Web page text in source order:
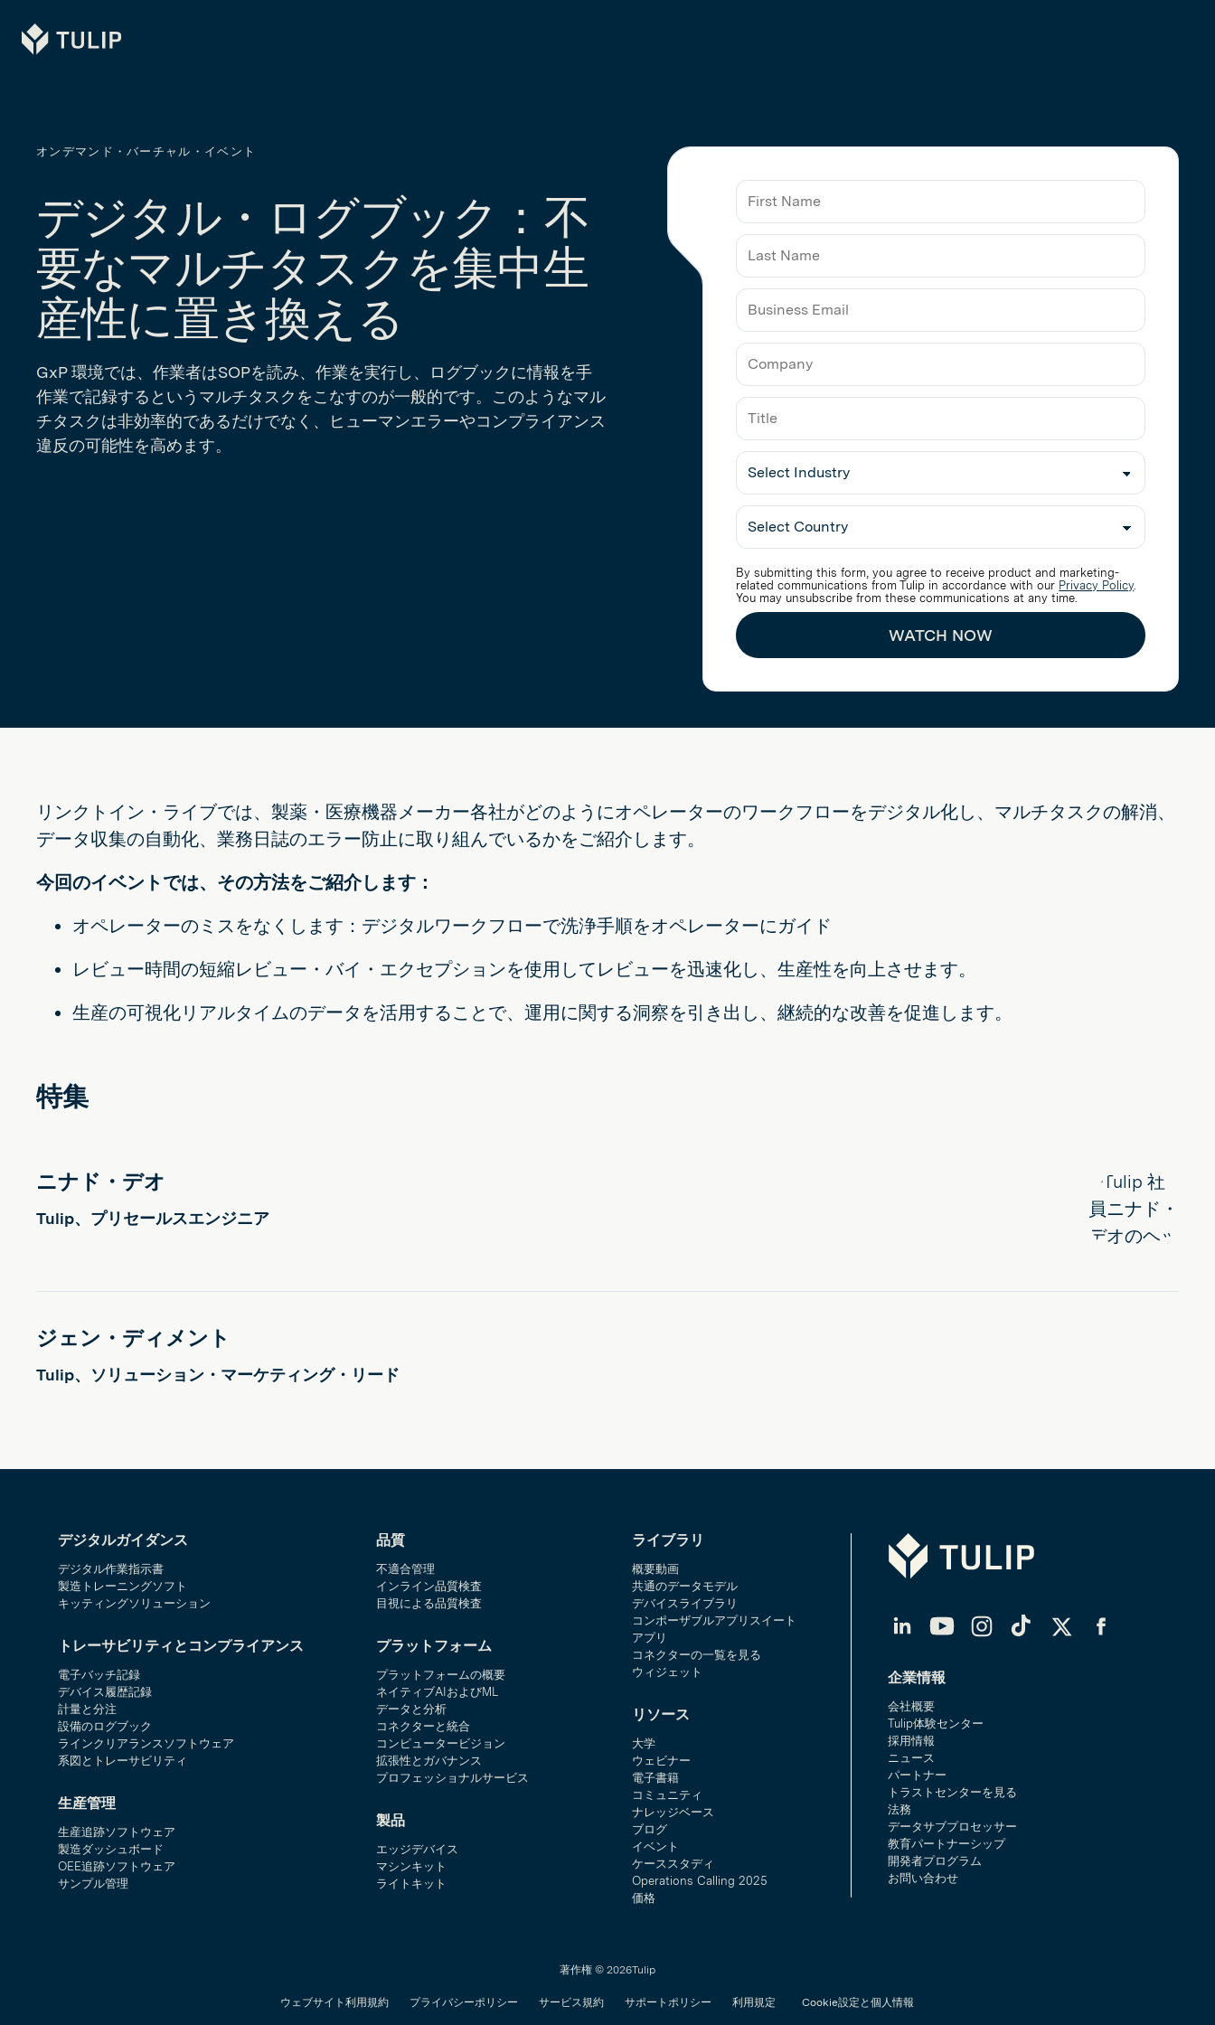
Tulip
Business
Email
Select
Industry
By submitting this form, you agree to receive product and marketing-
related communications from Tulip in accordance with our Privacy Policy.
You may unsubscribe from these communications at any time.
WATCH NOW
オンデマンド・バーチャル・イベント
デジタル・ログブック：不
要なマルチタスクを集中生
産性に置き換える
GxP 環境では、作業者はSOPを読み、作業を実行し、ログブックに情報を手
作業で記録するというマルチタスクをこなすのが一般的です。このようなマル
チタスクは非効率的であるだけでなく、ヒューマンエラーやコンプライアンス
違反の可能性を高めます。
リンクトイン・ライブでは、製薬・医療機器メーカー各社がどのようにオペレーターのワークフローをデジタル化し、マルチタスクの解消、
データ収集の自動化、業務日誌のエラー防止に取り組んでいるかをご紹介します。
今回のイベントでは、その方法をご紹介します：
オペレーターのミスをなくします：デジタルワークフローで洗浄手順をオペレーターにガイド
レビュー時間の短縮レビュー・バイ・エクセプションを使用してレビューを迅速化し、生産性を向上させます。
生産の可視化リアルタイムのデータを活用することで、運用に関する洞察を引き出し、継続的な改善を促進します。
特集
ニナド・デオ
Tulip、プリセールスエンジニア
ジェン・ディメント
Tulip、ソリューション・マーケティング・リード
デジタルガイダンス
デジタル作業指示書
製造トレーニングソフト
キッティングソリューション
トレーサビリティとコンプライアンス
電子バッチ記録
デバイス履歴記録
計量と分注
設備のログブック
ラインクリアランスソフトウェア
系図とトレーサビリティ
生産管理
生産追跡ソフトウェア
製造ダッシュボード
OEE追跡ソフトウェア
サンプル管理
品質
不適合管理
インライン品質検査
目視による品質検査
プラットフォーム
プラットフォームの概要
ネイティブAIおよびML
データと分析
コネクターと統合
コンピュータービジョン
拡張性とガバナンス
プロフェッショナルサービス
製品
エッジデバイス
マシンキット
ライトキット
ライブラリ
概要動画
共通のデータモデル
デバイスライブラリ
コンポーザブルアプリスイート
アプリ
コネクターの一覧を見る
ウィジェット
リソース
大学
ウェビナー
電子書籍
コミュニティ
ナレッジベース
ブログ
イベント
ケーススタディ
Operations Calling 2025
価格
Tulip
LinkedInYouTubeInstagramTikTokX（Twitter）
Facebook
企業情報
会社概要
Tulip体験センター
採用情報
ニュース
パートナー
トラストセンターを見る
法務
データサブプロセッサー
教育パートナーシップ
開発者プログラム
お問い合わせ
ウェブサイト利用規約 プライバシーポリシー サービス規約 サポートポリシー 利用規定 Cookie設定と個人情報
著作権 © 2026Tulip